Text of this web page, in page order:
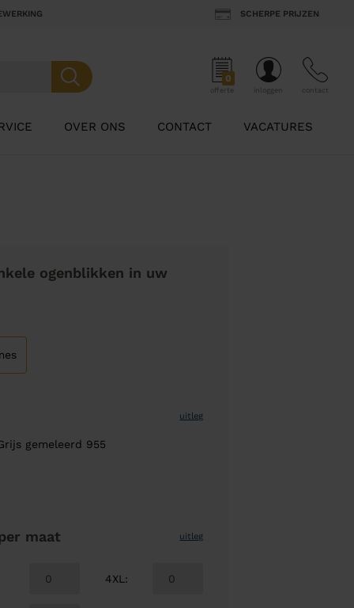
SCHERPE PRIJZEN
0
offerte inloggen contact
OVER ONS CONTACT VACATURES
ogenblikken in uw
uitleg
gemeleerd 955
maat uitleg
4XL :